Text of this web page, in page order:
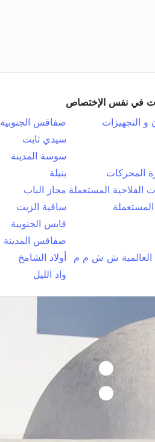
في نفس الإختصاص
و التجهيزات
صفاقس الجنوبية
سيدي ثابت
سوسة المدينة
المحركات
بنبلة
الفلاحية المستعملة مجاز الباب
ساقية الزيت
قابس الجنوبية
صفاقس المدينة
العالمية ش ش م م
أولاد الشامخ
واد الليل